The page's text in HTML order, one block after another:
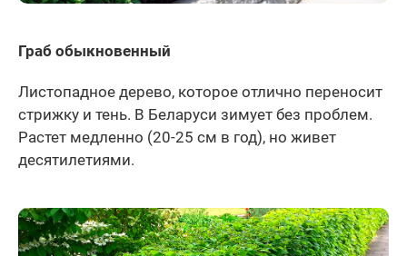
Граб обыкновенный
Листопадное дерево, которое отлично переносит
стрижку и тень. В Беларуси зимует без проблем.
Растет медленно (20-25 см в год), но живет
десятилетиями.